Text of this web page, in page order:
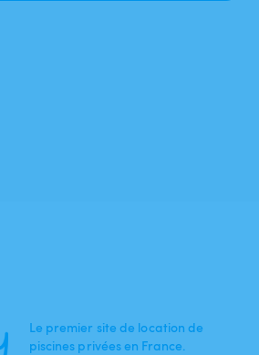
Le premier site de location de
piscines privées en France.